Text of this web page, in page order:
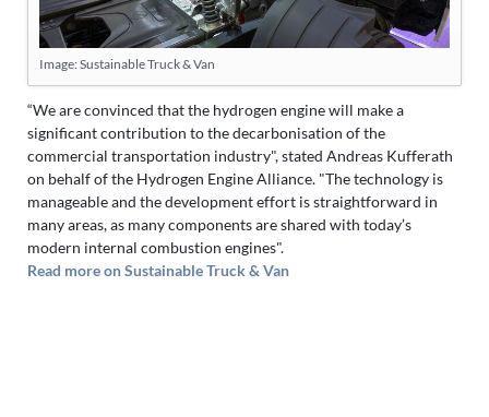
Image: Sustainable Truck & Van
“We are convinced that the hydrogen engine will make a
significant contribution to the decarbonisation of the
commercial transportation industry", stated Andreas Kufferath
on behalf of the Hydrogen Engine Alliance. "The technology is
manageable and the development effort is straightforward in
many areas, as many components are shared with today’s
modern internal combustion engines".
Read more on Sustainable Truck & Van